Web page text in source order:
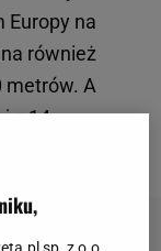
Europy na
również
metrów. A
z 14
1000 metrów.